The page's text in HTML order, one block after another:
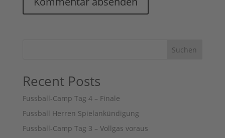
Suchen
Recent Posts
Fussball-Camp Tag 4 – Finale
Fussball Herren Spielankündigung
Fussball-Camp Tag 3 – Vollgas voraus